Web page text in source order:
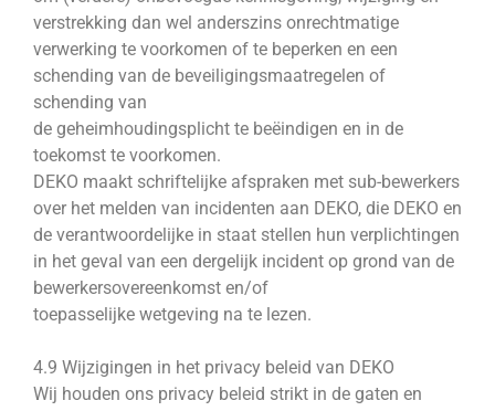
verstrekking dan wel anderszins onrechtmatige
verwerking te voorkomen of te beperken en een
schending van de beveiligingsmaatregelen of
schending van
de geheimhoudingsplicht te beëindigen en in de
toekomst te voorkomen.
DEKO maakt schriftelijke afspraken met sub-bewerkers
over het melden van incidenten aan DEKO, die DEKO en
de verantwoordelijke in staat stellen hun verplichtingen
in het geval van een dergelijk incident op grond van de
bewerkersovereenkomst en/of
toepasselijke wetgeving na te lezen.
4.9 Wijzigingen in het privacy beleid van DEKO
Wij houden ons privacy beleid strikt in de gaten en